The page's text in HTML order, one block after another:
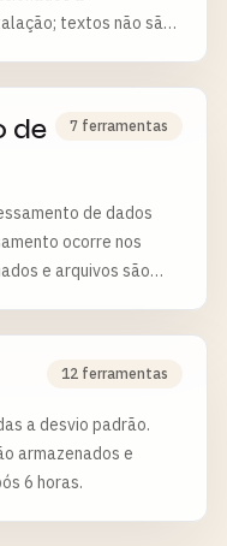
textos não são
de
7 ferramentas
de dados
ocorre nos
e arquivos são
12 ferramentas
a desvio padrão.
armazenados e
6 horas.